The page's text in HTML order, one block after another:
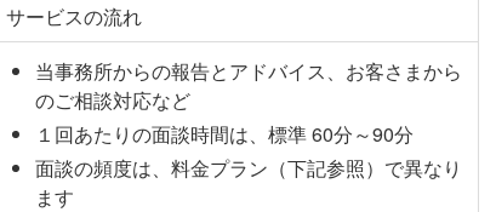
サービスの流れ
当事務所からの報告とアドバイス、お客さまから
のご相談対応など
１回あたりの面談時間は、標準 60分～90分
面談の頻度は、料金プラン（下記参照）で異なり
ます